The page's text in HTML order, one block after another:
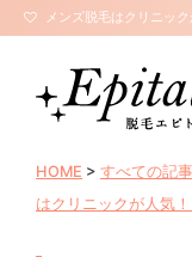
メンズ脱毛はクリニッ
HOME > すべての記事
はクリニックが人気